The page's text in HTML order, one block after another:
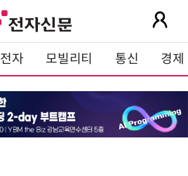
전자 모빌리티 통신 경제